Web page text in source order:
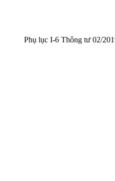
Phụ lục I-6 Thông tư 02/